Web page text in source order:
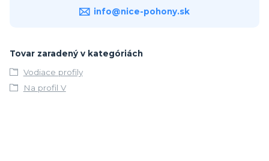
info@nice-pohony.sk
Tovar zaradený v kategóriách
Vodiace profily
Na profil V